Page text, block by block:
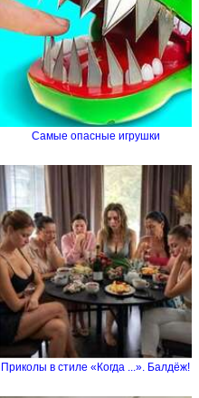
Самые опасные игрушки
Приколы в стиле «Когда ...». Балдёж!